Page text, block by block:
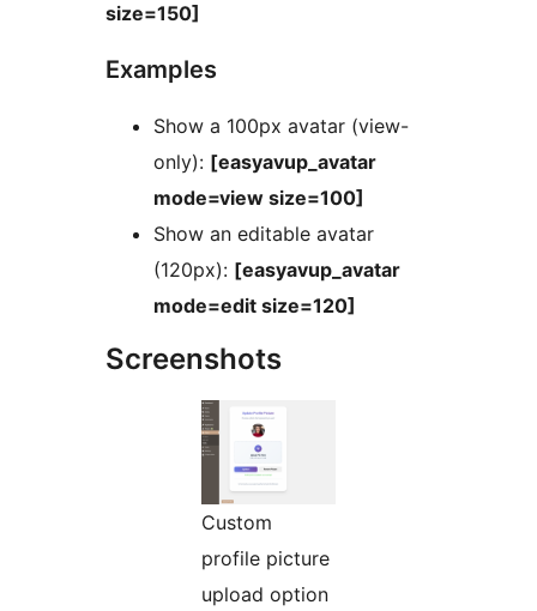
size=150]
Examples
Show a 100px avatar (view-
only): [easyavup_avatar
mode=view size=100]
Show an editable avatar
(120px): [easyavup_avatar
mode=edit size=120]
Screenshots
Custom
profile picture
upload option